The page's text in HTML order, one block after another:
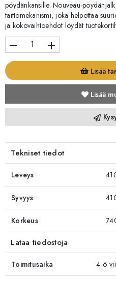
pöydänkansille. Nouveau-
taittomekanismi, joka helpottaa
ja kokovaihtoehdot löydät
remove add
Lisää
Lisää
Tekniset tiedot
Leveys
Syvyys
Korkeus
Lataa tiedostoja
Toimitusaika 4-6